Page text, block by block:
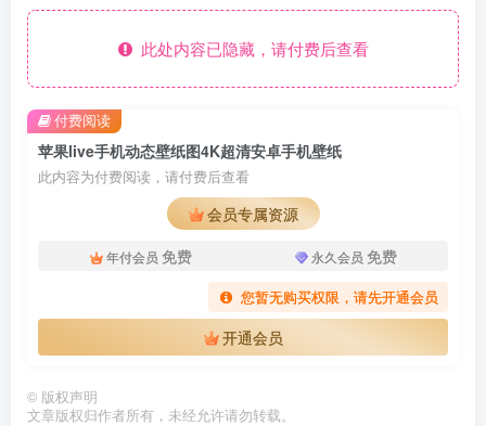
此处内容已隐藏，请付费后查看
苹果live手机动态壁纸图4K超清安卓手机壁纸
此内容为付费阅读，请付费后查看
会员专属资源
年付会员 免费 永久会员 免费
您暂无购买权限，请先开通会员
开通会员
付费阅读
© 版权声明
文章版权归作者所有，未经允许请勿转载。